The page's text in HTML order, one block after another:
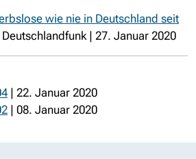
wie nie in Deutschland seit
Deutschlandfunk | 27. Januar 2020
| 22. Januar 2020
| 08. Januar 2020